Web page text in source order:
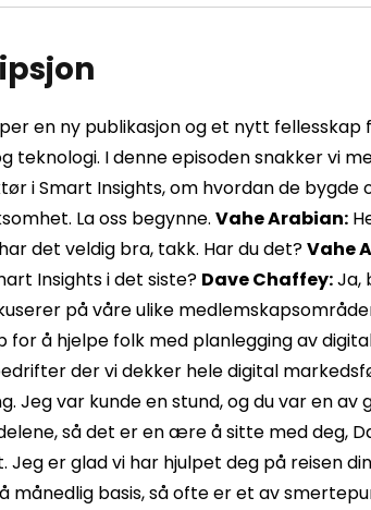
en ny publikasjon og et nytt
teknologi. I denne episoden snakker vi
i Smart Insights, om hvordan de
La oss begynne. Vahe Arabian:
det veldig bra, takk. Har du det?Vahe
Insights i det siste? Dave Chaffey:Ja,
på våre ulike
for å hjelpe folk med planlegging av
der vi dekker hele digital
Jeg var kunde en stund, og du var en av
så det er en ære å sitte med deg,
Jeg er glad vi har hjulpet deg på reisen
månedlig basis, så ofte er et av